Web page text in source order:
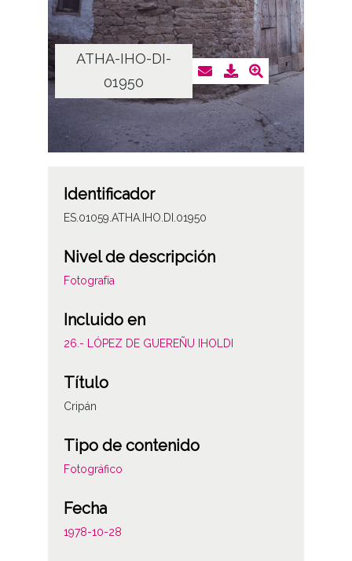
ATHA-IHO-DI-
01950
Identificador
ES.01059.ATHA.IHO.DI.01950
Nivel de descripción
Fotografía
Incluido en
26.- LÓPEZ DE GUEREÑU IHOLDI
Título
Cripán
Tipo de contenido
Fotográfico
Fecha
1978-10-28